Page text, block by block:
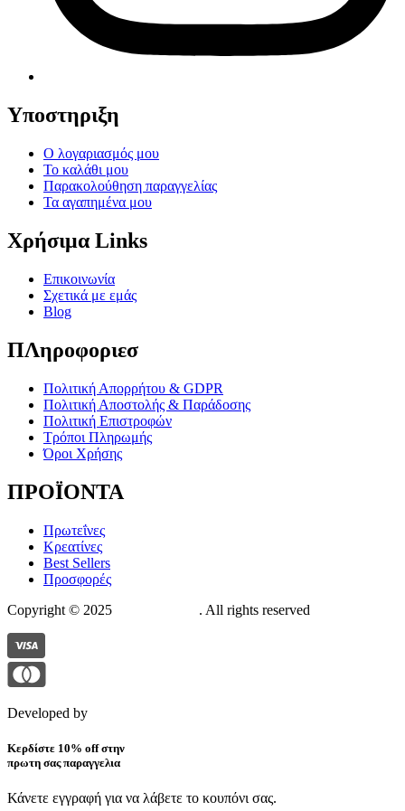
Υποστηριξη
Ο λογαριασμός μου
Το καλάθι μου
Παρακολούθηση παραγγελίας
Τα αγαπημένα μου
Χρήσιμα Links
Επικοινωνία
Σχετικά με εμάς
Blog
ΠΛηροφοριεσ
Πολιτική Απορρήτου & GDPR
Πολιτική Αποστολής & Παράδοσης
Πολιτική Επιστροφών
Τρόποι Πληρωμής
Όροι Χρήσης
ΠΡΟΪΟΝΤΑ
Πρωτεΐνες
Κρεατίνες
Best Sellers
Προσφορές
Copyright © 2025
. All rights reserved
Developed by
Κερδίστε 10% off στην
πρωτη σας παραγγελια
Κάνετε εγγραφή για να λάβετε το κουπόνι σας.